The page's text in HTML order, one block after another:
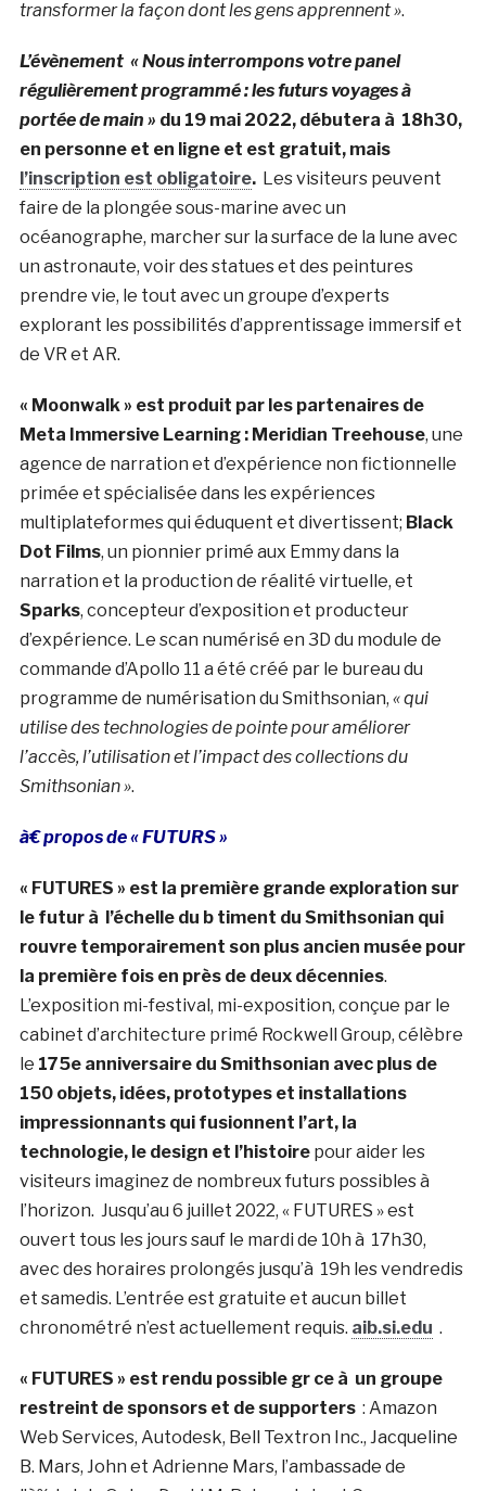
transformer la façon dont les gens apprennent ».
L’évènement « Nous interrompons votre panel
régulièrement programmé : les futurs voyages à
portée de main » du 19 mai 2022, débutera à 18h30,
en personne et en ligne et est gratuit, mais
l’inscription est obligatoire.Les visiteurs peuvent
faire de la plongée sous-marine avec un
océanographe, marcher sur la surface de la lune avec
un astronaute, voir des statues et des peintures
prendre vie, le tout avec un groupe d’experts
explorant les possibilités d’apprentissage immersif et
de VR et AR.
« Moonwalk » est produit par les partenaires de
Meta Immersive Learning : Meridian Treehouse, une
agence de narration et d’expérience non fictionnelle
primée et spécialisée dans les expériences
multiplateformes qui éduquent et divertissent; Black
Dot Films, un pionnier primé aux Emmy dans la
narration et la production de réalité virtuelle, et
Sparks, concepteur d’exposition et producteur
d’expérience. Le scan numérisé en 3D du module de
commande d’Apollo 11 a été créé par le bureau du
programme de numérisation du Smithsonian, « qui
utilise des technologies de pointe pour améliorer
l’accès, l’utilisation et l’impact des collections du
Smithsonian ».
à€ propos de « FUTURS »
« FUTURES » est la première grande exploration sur
le futur à l’échelle du b timent du Smithsonian qui
rouvre temporairement son plus ancien musée pour
la première fois en près de deux décennies.
L’exposition mi-festival, mi-exposition, conçue par le
cabinet d’architecture primé Rockwell Group, célèbre
le 175e anniversaire du Smithsonian avec plus de
150 objets, idées, prototypes et installations
impressionnants qui fusionnent l’art, la
technologie, le design et l’histoirepour aider les
visiteurs imaginez de nombreux futurs possibles à
l’horizon. Jusqu’au 6 juillet 2022, « FUTURES » est
ouvert tous les jours sauf le mardi de 10h à 17h30,
avec des horaires prolongés jusqu’à 19h les vendredis
et samedis. L’entrée est gratuite et aucun billet
chronométré n’est actuellement requis. aib.si.edu .
« FUTURES » est rendu possible gr ce à un groupe
restreint de sponsors et de supporters : Amazon
Web Services, Autodesk, Bell Textron Inc., Jacqueline
B. Mars, John et Adrienne Mars, l’ambassade de